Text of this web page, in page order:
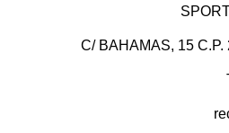
C/ BAHAMAS, 15